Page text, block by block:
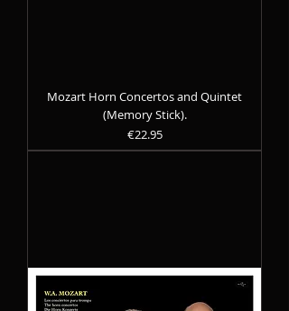
Mozart Horn Concertos and Quintet
(Memory Stick).
Precio
€22.95